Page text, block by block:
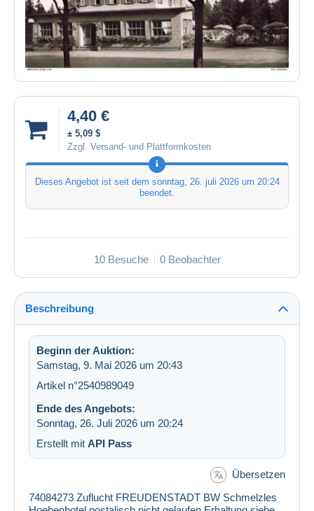
4,40 €
± 5,09 $
Zzgl. Versand- und Plattformkosten
Dieses Angebot ist seit dem sonntag, 26. juli 2026 um 20:24
beendet.
10 Besuche 0 Beobachter
Beschreibung
Beginn der Auktion:
Samstag, 9. Mai 2026 um 20:43
Artikel n°2540989049
Ende des Angebots:
Sonntag, 26. Juli 2026 um 20:24
Erstellt mit API Pass
Übersetzen
74084273 Zuflucht FREUDENSTADT BW Schmelzles